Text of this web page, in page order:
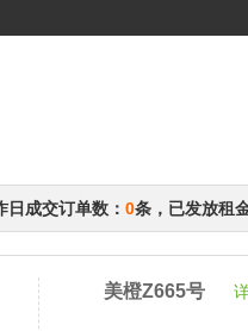
日成交订单数： 0条，已发放租
美橙Z665号